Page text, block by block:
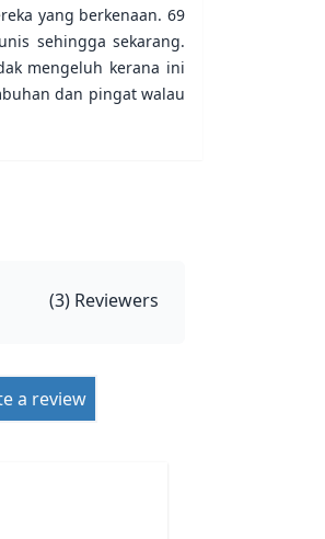
yang berkenaan. 69
sehingga sekarang.
mengeluh kerana ini
dan pingat walau
(3) Reviewers
a review